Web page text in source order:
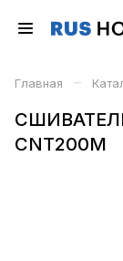
Главная –
CNT200M